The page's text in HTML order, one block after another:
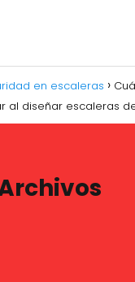
en escaleras
al diseñar escaleras